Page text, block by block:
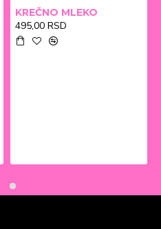
KREČNO MLEKO
495,00 RSD